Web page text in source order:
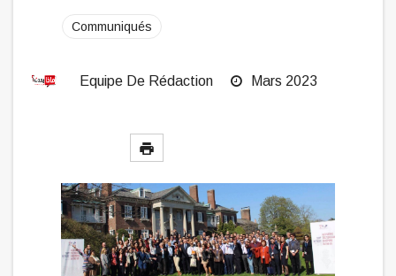
Communiqués
Equipe De Rédaction Mars 2023